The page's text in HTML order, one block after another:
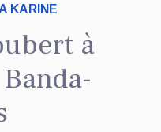
KARINE
à